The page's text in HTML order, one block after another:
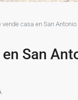
vende casa en San Antonio
San